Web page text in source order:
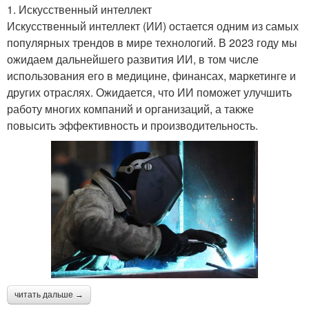
1. Искусственный интеллект
Искусственный интеллект (ИИ) остается одним из самых
популярных трендов в мире технологий. В 2023 году мы
ожидаем дальнейшего развития ИИ, в том числе
использования его в медицине, финансах, маркетинге и
других отраслях. Ожидается, что ИИ поможет улучшить
работу многих компаний и организаций, а также
повысить эффективность и производительность.
читать дальше →